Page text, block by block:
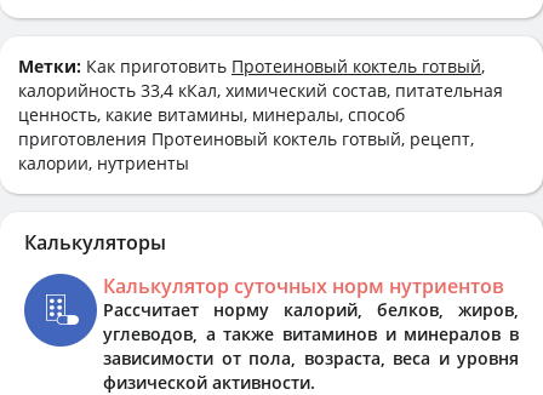
Метки: Как приготовить Протеиновый коктель готвый,
калорийность 33,4 кКал, химический состав, питательная
ценность, какие витамины, минералы, способ
приготовления Протеиновый коктель готвый, рецепт,
калории, нутриенты
Калькуляторы
Калькулятор суточных норм нутриентов
Рассчитает норму калорий, белков, жиров,
углеводов, а также витаминов и минералов в
зависимости от пола, возраста, веса и уровня
физической активности.